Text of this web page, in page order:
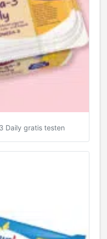
Daily gratis testen